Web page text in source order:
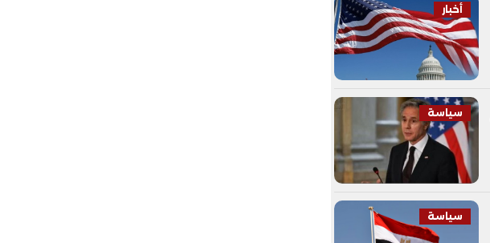
أخبار
سياسة
سياسة